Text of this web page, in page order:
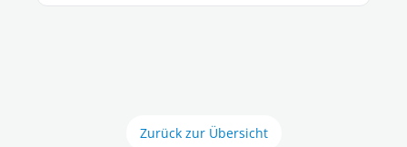
Zurück zur Übersicht